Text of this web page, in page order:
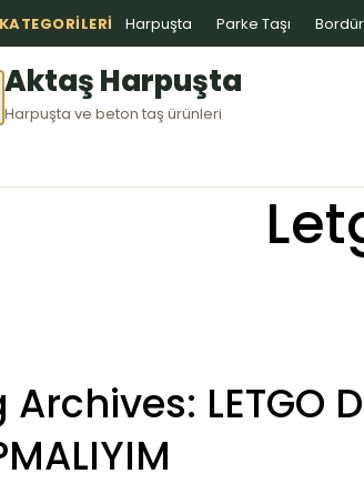
Harpuşta Parke Taşı Bordür
Aktaş Harpuşta
Harpuşta ve beton taş ürünleri
Archives: LETGO